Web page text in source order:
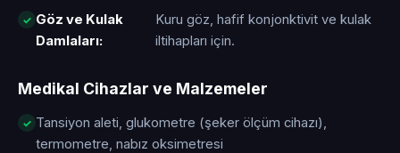
Göz ve Kulak
Damlaları:
Kuru göz, hafif konjonktivit ve kulak
iltihapları için.
Medikal Cihazlar ve Malzemeler
Tansiyon aleti, glukometre (şeker ölçüm cihazı),
termometre, nabız oksimetresi